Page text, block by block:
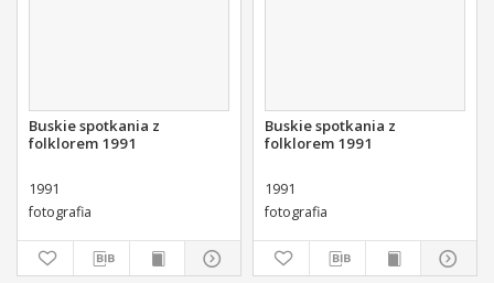
Buskie spotkania z
folklorem 1991
1991
fotografia
Buskie spotkania z
folklorem 1991
1991
fotografia